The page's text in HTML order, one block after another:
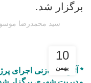
برگزار شد.
سید محمدرضا
10
بهمن
* آئین کلنگ‌زنی اجرای